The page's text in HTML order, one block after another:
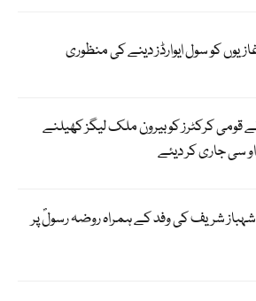
کو سول ایوارڈز دینے کی منظوری
قومی کرکٹرز کو بیرون ملک لیگز کھیلنے
سی جاری کر دیئے
شریف کی وفد کے ہمراہ روضہ رسولؐ پر